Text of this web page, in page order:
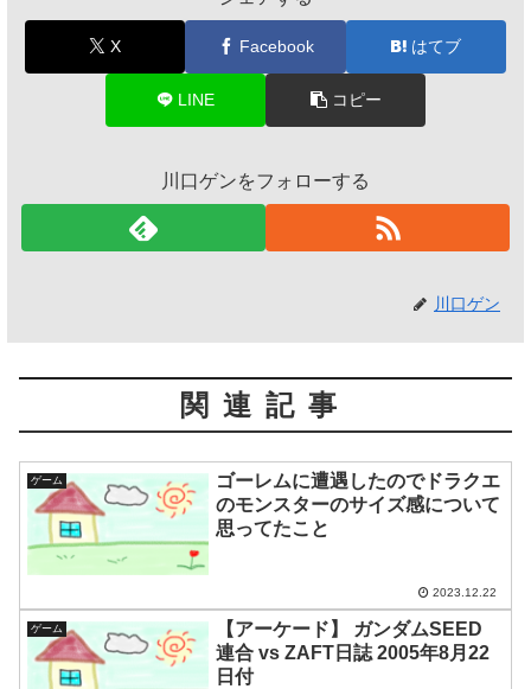
X Facebook はてブ
LINE コピー
川口ゲンをフォローする
川口ゲン
関連記事
ゲーム
ゴーレムに遭遇したのでドラクエ
のモンスターのサイズ感について
思ってたこと
2023.12.22
ゲーム
【アーケード】 ガンダムSEED
連合 vs ZAFT日誌 2005年8月22
日付